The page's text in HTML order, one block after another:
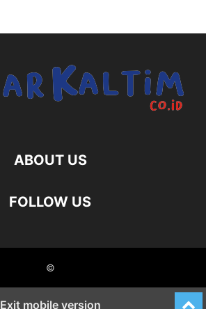
ABOUT US
FOLLOW US
©
Exit mobile version